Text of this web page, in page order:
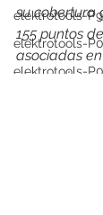
elektrotools-
elektrotools-
elektrotools-
su cobertura
155 puntos
asociadas
presencia en